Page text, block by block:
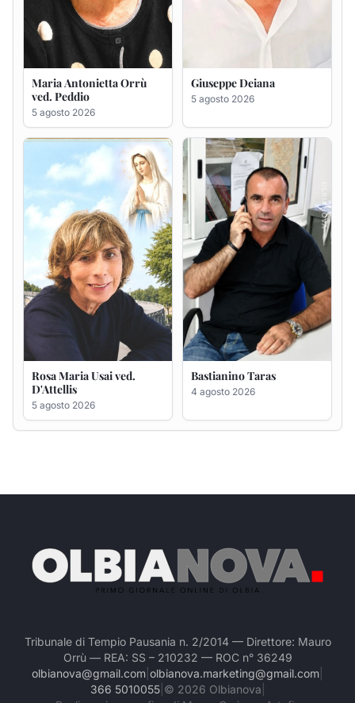
Rosa Maria Usai ved.
D'Attellis
5 agosto 2026
Bastianino Taras
4 agosto 2026
Tribunale di Tempio Pausania n. 2/2014 — Direttore: Mauro
Orrù — REA: SS – 210232 — ROC n° 36249
olbianova@gmail.com olbianova.marketing@gmail.com
366 5010055| © 2026 Olbianova